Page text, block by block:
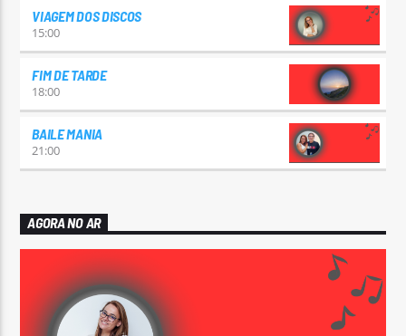
VIAGEM DOS DISCOS
15:00
FIM DE TARDE
18:00
BAILE MANIA
21:00
AGORA NO AR